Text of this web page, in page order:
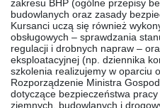
zakresu BHP (ogólne przepisy
budowlanych oraz zasady
Kursanci uczą się również
obsługowych – sprawdzania
regulacji i drobnych napraw –
eksploatacyjnej (np. dziennika
szkolenia realizujemy w oparciu
Rozporządzenie Ministra
dotyczące bezpieczeństwa
ziemnych, budowlanych i